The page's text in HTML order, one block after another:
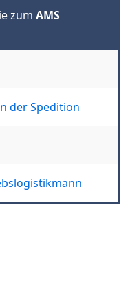
zum AMS
der Spedition